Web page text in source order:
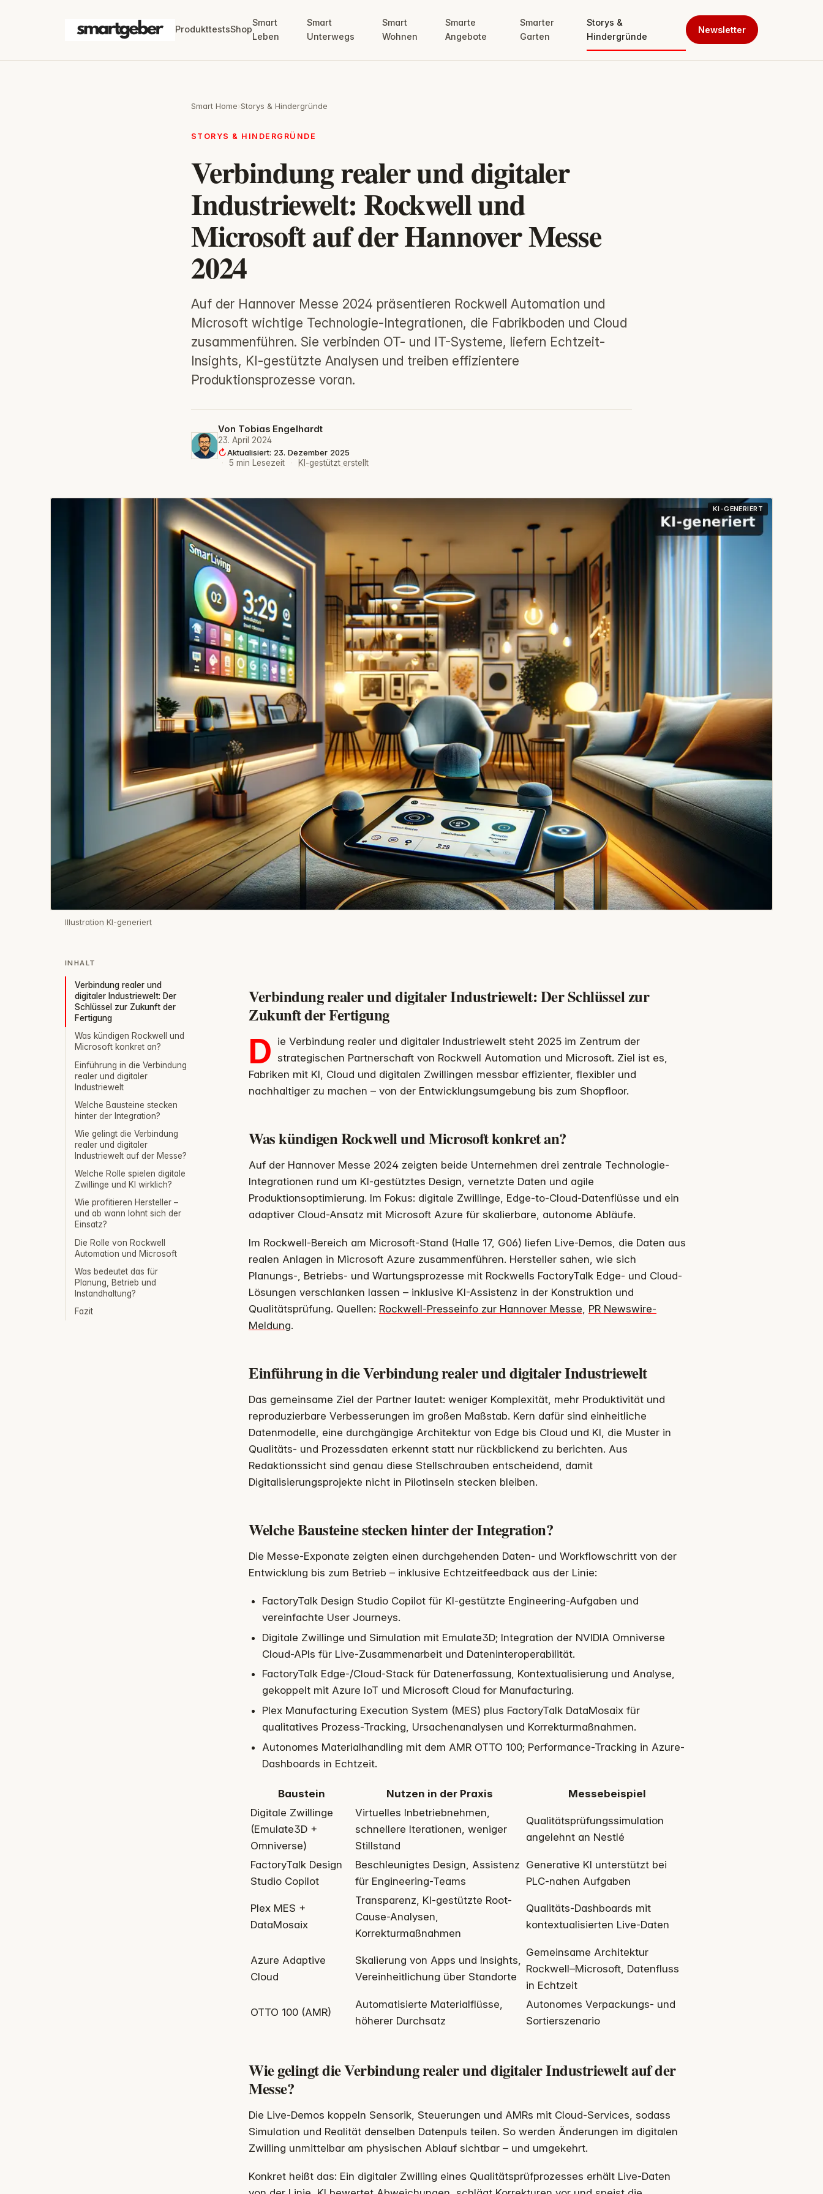
ProdukttestsShop
Smart
Leben
Smart
Unterwegs
Smart
Wohnen
Smarte
Angebote
Smarter
Garten
Storys &
Hindergründe
Newsletter
Smart Home›Storys & Hindergründe
STORYS & HINDERGRÜNDE
Verbindung realer und digitaler
Industriewelt: Rockwell und
Microsoft auf der Hannover Messe
2024
Auf der Hannover Messe 2024 präsentieren Rockwell Automation und
Microsoft wichtige Technologie-Integrationen, die Fabrikboden und Cloud
zusammenführen. Sie verbinden OT- und IT-Systeme, liefern Echtzeit-
Insights, KI-gestützte Analysen und treiben effizientere
Produktionsprozesse voran.
Von Tobias Engelhardt
23. April 2024
Aktualisiert: 23. Dezember 2025
·
5 min Lesezeit · KI-gestützt erstellt
KI-GENERIERT
Illustration KI-generiert
INHALT
Verbindung realer und
digitaler Industriewelt: Der
Schlüssel zur Zukunft der
Fertigung
Was kündigen Rockwell und
Microsoft konkret an?
Einführung in die Verbindung
realer und digitaler
Industriewelt
Welche Bausteine stecken
hinter der Integration?
Wie gelingt die Verbindung
realer und digitaler
Industriewelt auf der Messe?
Welche Rolle spielen digitale
Zwillinge und KI wirklich?
Wie profitieren Hersteller –
und ab wann lohnt sich der
Einsatz?
Die Rolle von Rockwell
Automation und Microsoft
Was bedeutet das für
Planung, Betrieb und
Instandhaltung?
Fazit
Verbindung realer und digitaler Industriewelt: Der Schlüssel zur
Zukunft der Fertigung
D ie Verbindung realer und digitaler Industriewelt steht 2025 im Zentrum der
strategischen Partnerschaft von Rockwell Automation und Microsoft. Ziel ist es,
Fabriken mit KI, Cloud und digitalen Zwillingen messbar effizienter, flexibler und
nachhaltiger zu machen – von der Entwicklungsumgebung bis zum Shopfloor.
Was kündigen Rockwell und Microsoft konkret an?
Auf der Hannover Messe 2024 zeigten beide Unternehmen drei zentrale Technologie-
Integrationen rund um KI-gestütztes Design, vernetzte Daten und agile
Produktionsoptimierung. Im Fokus: digitale Zwillinge, Edge-to-Cloud-Datenflüsse und ein
adaptiver Cloud-Ansatz mit Microsoft Azure für skalierbare, autonome Abläufe.
Im Rockwell-Bereich am Microsoft-Stand (Halle 17, G06) liefen Live-Demos, die Daten aus
realen Anlagen in Microsoft Azure zusammenführen. Hersteller sahen, wie sich
Planungs-, Betriebs- und Wartungsprozesse mit Rockwells FactoryTalk Edge- und Cloud-
Lösungen verschlanken lassen – inklusive KI-Assistenz in der Konstruktion und
Qualitätsprüfung. Quellen: Rockwell-Presseinfo zur Hannover Messe, PR Newswire-
Meldung.
Einführung in die Verbindung realer und digitaler Industriewelt
Das gemeinsame Ziel der Partner lautet: weniger Komplexität, mehr Produktivität und
reproduzierbare Verbesserungen im großen Maßstab. Kern dafür sind einheitliche
Datenmodelle, eine durchgängige Architektur von Edge bis Cloud und KI, die Muster in
Qualitäts- und Prozessdaten erkennt statt nur rückblickend zu berichten. Aus
Redaktionssicht sind genau diese Stellschrauben entscheidend, damit
Digitalisierungsprojekte nicht in Pilotinseln stecken bleiben.
Welche Bausteine stecken hinter der Integration?
Die Messe-Exponate zeigten einen durchgehenden Daten- und Workflowschritt von der
Entwicklung bis zum Betrieb – inklusive Echtzeitfeedback aus der Linie:
FactoryTalk Design Studio Copilot für KI-gestützte Engineering-Aufgaben und
vereinfachte User Journeys.
Digitale Zwillinge und Simulation mit Emulate3D; Integration der NVIDIA Omniverse
Cloud-APIs für Live-Zusammenarbeit und Dateninteroperabilität.
FactoryTalk Edge-/Cloud-Stack für Datenerfassung, Kontextualisierung und Analyse,
gekoppelt mit Azure IoT und Microsoft Cloud for Manufacturing.
Plex Manufacturing Execution System (MES) plus FactoryTalk DataMosaix für
qualitatives Prozess-Tracking, Ursachenanalysen und Korrekturmaßnahmen.
Autonomes Materialhandling mit dem AMR OTTO 100; Performance-Tracking in Azure-
Dashboards in Echtzeit.
Baustein Nutzen in der Praxis
Messebeispiel
Digitale Zwillinge
(Emulate3D +
Omniverse)
Virtuelles Inbetriebnehmen,
schnellere Iterationen, weniger
Stillstand
Qualitätsprüfungssimulation
angelehnt an Nestlé
FactoryTalk Design
Studio Copilot
Beschleunigtes Design, Assistenz
für Engineering-Teams
Generative KI unterstützt bei
PLC-nahen Aufgaben
Plex MES +
DataMosaix
Transparenz, KI-gestützte Root-
Cause-Analysen,
Korrekturmaßnahmen
Qualitäts-Dashboards mit
kontextualisierten Live-Daten
Azure Adaptive
Cloud
Skalierung von Apps und Insights,
Vereinheitlichung über Standorte
Gemeinsame Architektur
Rockwell–Microsoft, Datenfluss
in Echtzeit
OTTO 100 (AMR)
Automatisierte Materialflüsse,
höherer Durchsatz
Autonomes Verpackungs- und
Sortierszenario
Wie gelingt die Verbindung realer und digitaler Industriewelt auf der
Messe?
Die Live-Demos koppeln Sensorik, Steuerungen und AMRs mit Cloud-Services, sodass
Simulation und Realität denselben Datenpuls teilen. So werden Änderungen im digitalen
Zwilling unmittelbar am physischen Ablauf sichtbar – und umgekehrt.
Konkret heißt das: Ein digitaler Zwilling eines Qualitätsprüfprozesses erhält Live-Daten